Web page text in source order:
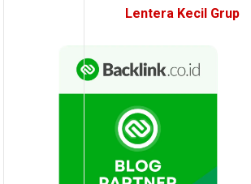
Lentera Kecil Grup